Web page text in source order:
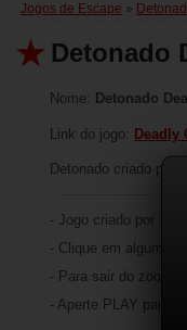
Jogos de Escape »
Detonado
Nome: Detonado
Link do jogo: Deadly
Detonado criado por:
- Jogo criado por
- Clique em algum
- Para sair do zoom,
- Aperte PLAY para